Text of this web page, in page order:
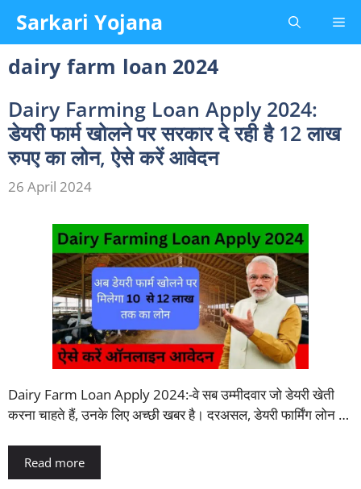
content
Sarkari Yojana
dairy farm loan 2024
Dairy Farming Loan Apply 2024:
डेयरी फार्म खोलने पर सरकार दे रही है 12 लाख
रुपए का लोन, ऐसे करें आवेदन
26 April 2024
Dairy Farm Loan Apply 2024:-वे सब उम्मीदवार जो डेयरी खेती
करना चाहते हैं, उनके लिए अच्छी खबर है। दरअसल, डेयरी फार्मिंग लोन …
Read more